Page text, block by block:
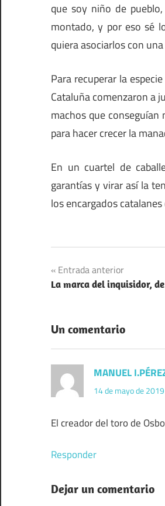
que soy niño de
montado, y por eso sé
quiera asociarlos con
Para recuperar la
Cataluña comenzaron a
machos que
para hacer crecer la
En un cuartel de
garantías y virar así la
los encargados
Navegación
de
Entrada anterior
La marca del inquisidor,
Un comentario
MANUEL
14 de mayo de
El creador del toro de
Responder
Dejar un comentario